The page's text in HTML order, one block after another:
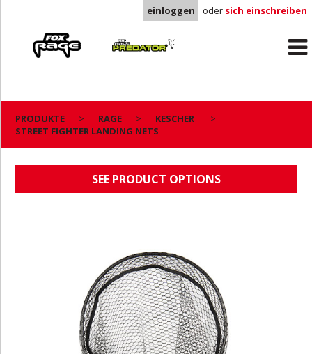
einloggen oder sich einschreiben
Predator
PRODUKTE RAGE
KESCHER
STREET FIGHTER LANDING NETS
SEE PRODUCT OPTIONS